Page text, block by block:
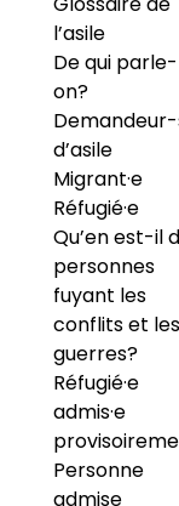
l’asile
De qui
on?
d’asile
Migrant·e
Réfugié·e
Qu’en est-il
personnes
fuyant les
conflits et les
guerres?
Réfugié·e
admis·e
Personne
admise